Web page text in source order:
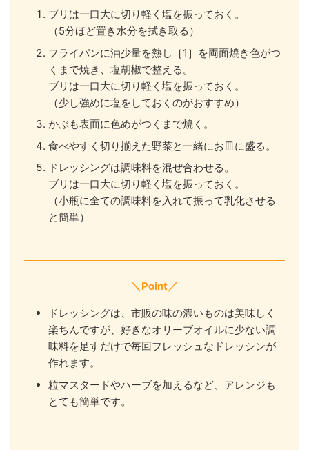
ブリは一口大に切り軽く塩を振っておく。
（5分ほど置き水分を拭き取る）
フライパンに油少量を熱し［1］を両面焼き色がつ
くまで焼き、塩胡椒で整える。
ブリは一口大に切り軽く塩を振っておく。
（少し強めに塩をしておくのがおすすめ）
かぶも表面に色めがつくまで焼く。
食べやすく切り揃えた野菜と一緒にお皿に盛る。
ドレッシングは調味料を混ぜ合わせる。
ブリは一口大に切り軽く塩を振っておく。
（小瓶に全ての調味料を入れて振って乳化させる
と簡単）
＼Point／
ドレッシングは、市販の味の濃いものは美味しく
楽ちんですが、好きなオリーブオイルに少ない調
味料を足すだけで毎回フレッシュなドレッシンが
作れます。
粒マスタードやハーブを加えるなど、アレンジも
とても簡単です。